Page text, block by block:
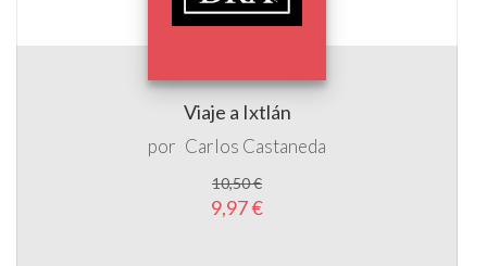
Viaje a Ixtlán
por Carlos Castaneda
10,50 €
9,97 €